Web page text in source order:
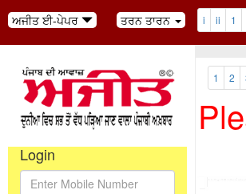
ਅਜੀਤ ਈ-ਪੇਪਰ ਤਰਨ ਤਾਰਨ i ii 1
Login
1 2